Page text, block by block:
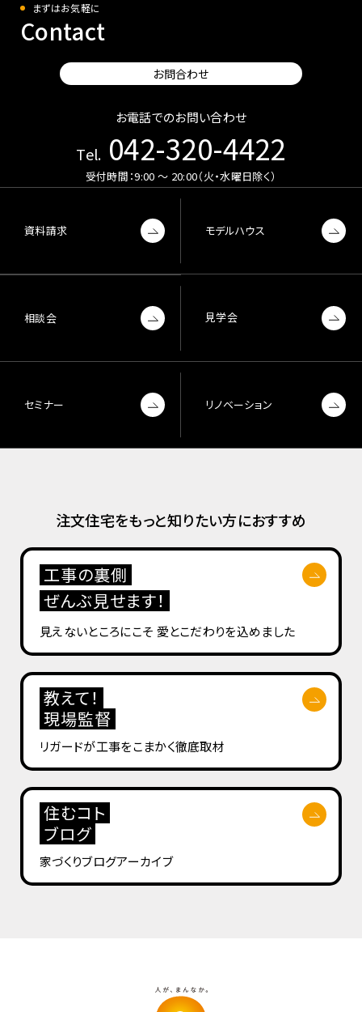
まずはお気軽に
Contact
お問合わせ
お電話でのお問い合わせ
Tel. 042-320-4422
受付時間：9:00 〜 20:00（火・水曜日除く）
資料請求 モデルハウス
相談会 見学会
セミナー リノベーション
注文住宅をもっと知りたい方におすすめ
工事の裏側
ぜんぶ見せます！
見えないところにこそ 愛とこだわりを込めました
教えて！
現場監督
リガードが工事をこまかく徹底取材
住むコト
ブログ
家づくりブログアーカイブ